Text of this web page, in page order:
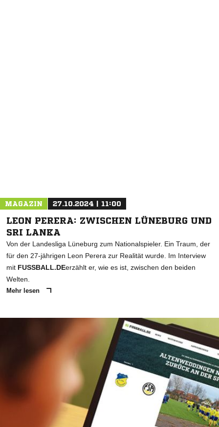
MAGAZIN 27.10.2024 | 11:00
LEON PERERA: ZWISCHEN LÜNEBURG UND
SRI LANKA
Von der Landesliga Lüneburg zum Nationalspieler. Ein Traum, der
für den 27-jährigen Leon Perera zur Realität wurde. Im Interview
mit FUSSBALL.DEerzählt er, wie es ist, zwischen den beiden
Welten.
Mehr lesen